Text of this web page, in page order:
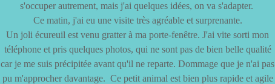
s'occuper autrement, mais j'ai quelques idées, on va s'adapter.
Ce matin, j'ai eu une visite très agréable et surprenante.
Un joli écureuil est venu gratter à ma porte-fenêtre. J'ai vite sorti mon
téléphone et pris quelques photos, qui ne sont pas de bien belle qualité
car je me suis précipitée avant qu'il ne reparte. Dommage que je n'ai pas
pu m'approcher davantage. Ce petit animal est bien plus rapide et agile